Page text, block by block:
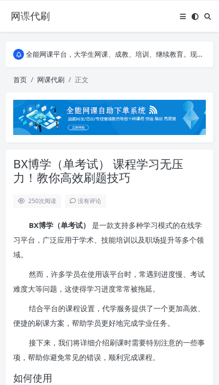
网课代刷
AI论文写作平台，根据真实文献内容生成论文
全能网课平台，大学生网课、成教、培训、继续教育。现已接入代刷代考项目3000+
全能网课平台，大学生网课、成教、培训、继续教育。现已接入代刷代考项目3000+
首页 网课代刷 正文
BX博学（单考试） 课程学习无压
力！教你高效刷题技巧
250次阅读 没有评论
BX博学（单考试）
是一款支持多种学习模式的在线学
习平台，广泛应用于学术、技能培训以及职场提升等多个领
域。
然而，许多学员在使用该平台时，常遇到进度慢、考试
难度大等问题，这使得学习进度常常被拖延。
结合平台的课程设置，代学服务提供了一个更加高效、
便捷的刷课方案，帮助学员更好地完成学业任务。
接下来，我们将详细介绍刷课时需要特别注意的一些事
项，帮助你避免常见的错误，顺利完成课程。
如何使用